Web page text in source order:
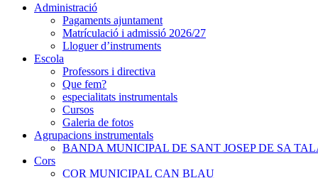
Administració
Pagaments ajuntament
Matrículació i admissió 2026/27
Lloguer d’instruments
Escola
Professors i directiva
Que fem?
especialitats instrumentals
Cursos
Galeria de fotos
Agrupacions instrumentals
BANDA MUNICIPAL DE SANT JOSEP DE SA
Cors
COR MUNICIPAL CAN BLAU